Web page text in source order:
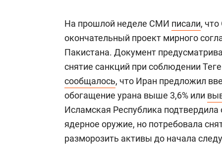
На прошлой неделе СМИ писали,
окончательный проект мирного
Пакистана. Документ
снятие санкций при соблюдении
сообщалось, что Иран предложил
обогащение урана выше 3,6% или
Исламская Республика подтвердила
ядерное оружие, но потребовала
разморозить активы до начала